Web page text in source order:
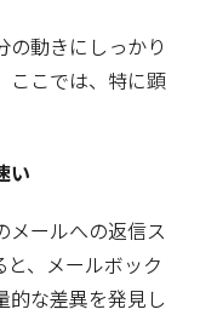
動きにしっかり
ここでは、特に顕
い
メールへの返信ス
、メールボック
的な差異を発見し